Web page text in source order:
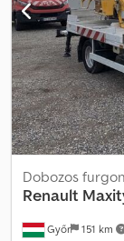
Győr 151 km
Dobozos furgon
Renault